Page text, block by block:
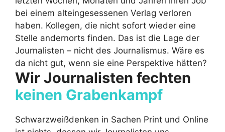
bei einem alteingesessenen Verlag verloren
haben. Kollegen, die nicht sofort wieder eine
Stelle andernorts finden. Das ist die Lage der
Journalisten – nicht des Journalismus. Wäre es
da nicht gut, wenn sie eine Perspektive hätten?
Wir Journalisten fechten
keinen Grabenkampf
Schwarzweißdenken in Sachen Print und Online